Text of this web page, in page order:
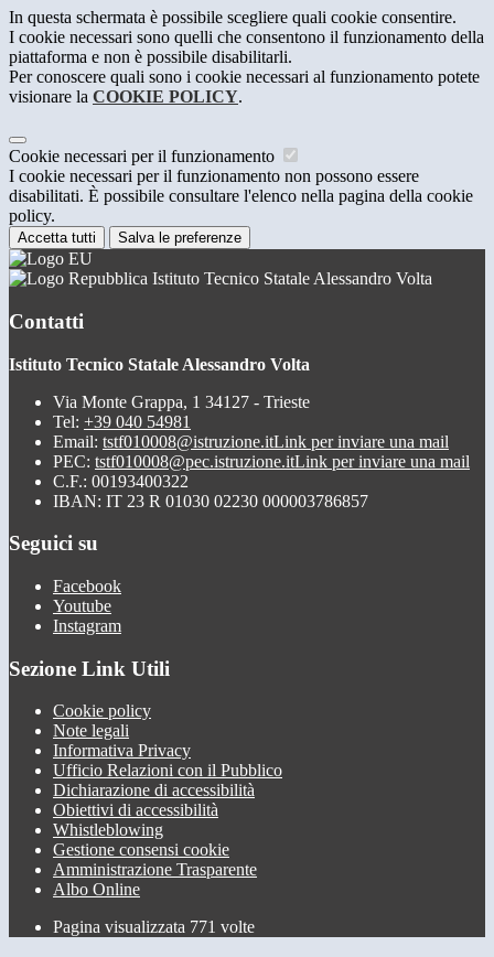
In questa schermata è possibile scegliere quali cookie consentire.
I cookie necessari sono quelli che consentono il funzionamento della
piattaforma e non è possibile disabilitarli.
Per conoscere quali sono i cookie necessari al funzionamento potete
visionare la COOKIE POLICY.
Cookie necessari per il funzionamento
I cookie necessari per il funzionamento non possono essere
disabilitati. È possibile consultare l'elenco nella pagina della cookie
policy.
Accetta tutti Salva le preferenze
Istituto Tecnico Statale Alessandro Volta
Contatti
Istituto Tecnico Statale Alessandro Volta
Via Monte Grappa, 1 34127 - Trieste
Tel: +39 040 54981
Email: tstf010008@istruzione.itLink per inviare una mail
PEC: tstf010008@pec.istruzione.itLink per inviare una mail
C.F.: 00193400322
IBAN: IT 23 R 01030 02230 000003786857
Seguici su
Facebook
Youtube
Instagram
Sezione Link Utili
Cookie policy
Note legali
Informativa Privacy
Ufficio Relazioni con il Pubblico
Dichiarazione di accessibilità
Obiettivi di accessibilità
Whistleblowing
Gestione consensi cookie
Amministrazione Trasparente
Albo Online
Pagina visualizzata 771 volte